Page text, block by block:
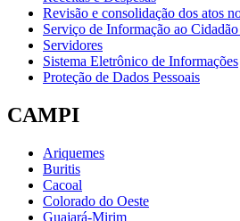
Revisão e consolidação dos atos
Serviço de Informação ao
Servidores
Sistema Eletrônico de Informações
Proteção de Dados Pessoais
CAMPI
Ariquemes
Buritis
Cacoal
Colorado do Oeste
Guajará-Mirim